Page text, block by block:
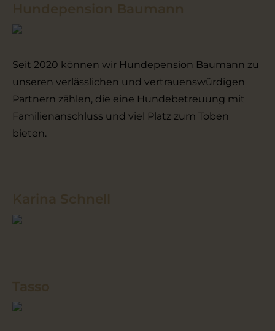
Seit 2020 können wir Hundepension Baumann zu
unseren verlässlichen und vertrauenswürdigen
Partnern zählen, die eine Hundebetreuung mit
Familienanschluss und viel Platz zum Toben
bieten.